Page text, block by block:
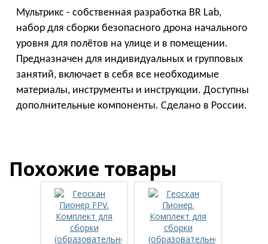
Мультрикс - cобственная разработка BR Lab,
набор для сборки безопасного дрона начального
уровня для полётов на улице и в помещении.
Предназначен для индивидуальных и групповых
занятий, включает в себя все необходимые
материалы, инструменты и инструкции. Доступны
дополнительные компоненты. Сделано в России.
Похожие товары